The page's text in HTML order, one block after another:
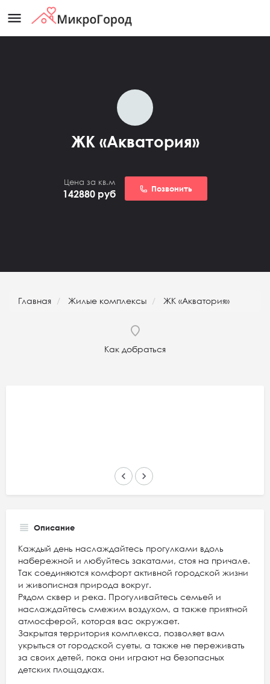
menu
ЖК «Акватория»
Цена за кв.м
142880 руб Позвонить
Главная Жилые комплексы ЖК «Акватория»
Как добраться
keyboard_arrow_left keyboard_arrow_right
Описание
Каждый день наслаждайтесь прогулками вдоль
набережной и любуйтесь закатами, стоя на причале.
Так соединяются комфорт активной городской жизни
и живописная природа вокруг.
Рядом сквер и река. Прогуливайтесь семьей и
наслаждайтесь смежим воздухом, а также приятной
атмосферой, которая вас окружает.
Закрытая территория комплекса, позволяет вам
укрыться от городской суеты, а также не переживать
за своих детей, пока они играют на безопасных
детских площадках.